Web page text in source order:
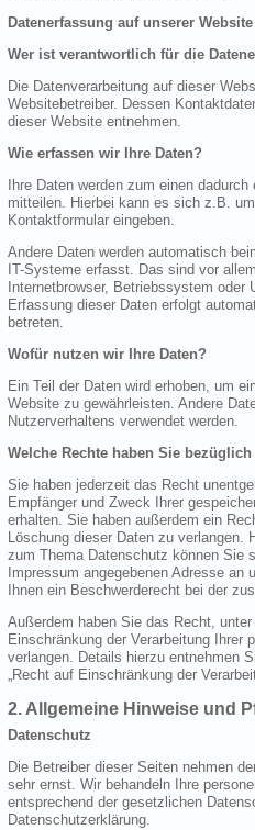
Datenerfassung auf unserer Website
Wer ist verantwortlich für die
Die Datenverarbeitung auf dieser
Websitebetreiber. Dessen
dieser Website entnehmen.
Wie erfassen wir Ihre Daten?
Ihre Daten werden zum einen
mitteilen. Hierbei kann es sich z.B.
Kontaktformular eingeben.
Andere Daten werden automatisch
IT-Systeme erfasst. Das sind vor
Internetbrowser, Betriebssystem oder
Erfassung dieser Daten erfolgt
betreten.
Wofür nutzen wir Ihre Daten?
Ein Teil der Daten wird erhoben, um
Website zu gewährleisten. Andere
Nutzerverhaltens verwendet werden.
Welche Rechte haben Sie bezüglich
Sie haben jederzeit das Recht
Empfänger und Zweck Ihrer
erhalten. Sie haben außerdem ein
Löschung dieser Daten zu verlangen.
zum Thema Datenschutz können Sie
Impressum angegebenen Adresse an
Ihnen ein Beschwerderecht bei der
Außerdem haben Sie das Recht,
Einschränkung der Verarbeitung Ihrer
verlangen. Details hierzu entnehmen
„Recht auf Einschränkung der
2. Allgemeine Hinweise und
Datenschutz
Die Betreiber dieser Seiten nehmen
sehr ernst. Wir behandeln Ihre
entsprechend der gesetzlichen
Datenschutzerklärung.